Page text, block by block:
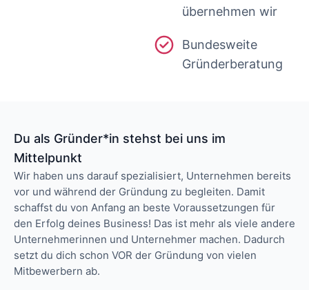
übernehmen wir
Bundesweite
Gründerberatung
Du als Gründer*in stehst bei uns im
Mittelpunkt
Wir haben uns darauf spezialisiert, Unternehmen bereits
vor und während der Gründung zu begleiten. Damit
schaffst du von Anfang an beste Voraussetzungen für
den Erfolg deines Business! Das ist mehr als viele andere
Unternehmerinnen und Unternehmer machen. Dadurch
setzt du dich schon VOR der Gründung von vielen
Mitbewerbern ab.